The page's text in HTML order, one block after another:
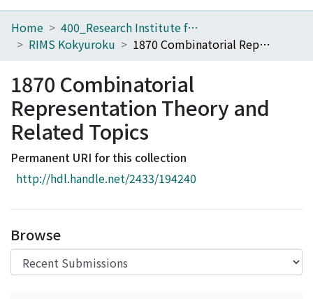
Home
Browse
Download Ranking
Access Statistics
Library Network
Home
400_Research Institute for Mathematical Sciences
RIMS Kokyuroku
1870 Combinatorial Representation Theory and Related Topics
1870 Combinatorial
Representation Theory and
Related Topics
Permanent URI for this collection
http://hdl.handle.net/2433/194240
Browse